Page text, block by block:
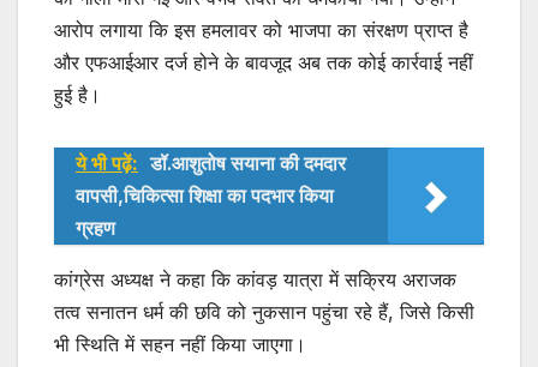
आरोप लगाया कि इस हमलावर को भाजपा का संरक्षण प्राप्त है
और एफआईआर दर्ज होने के बावजूद अब तक कोई कार्रवाई नहीं
हुई है।
ये भी पढ़ें: डॉ.आशुतोष सयाना की दमदार
वापसी,चिकित्सा शिक्षा का पदभार किया
ग्रहण
कांग्रेस अध्यक्ष ने कहा कि कांवड़ यात्रा में सक्रिय अराजक
तत्व सनातन धर्म की छवि को नुकसान पहुंचा रहे हैं, जिसे किसी
भी स्थिति में सहन नहीं किया जाएगा।